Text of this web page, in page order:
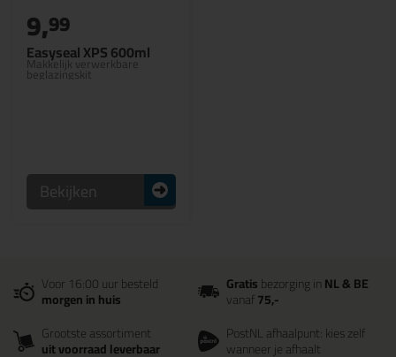
Easyseal XPS 600ml
Makkelijk verwerkbare
beglazingskit
9,99
Bekijken
Voor 16:00 uur besteld
morgen in huis
Gratisbezorging inNL & BE
vanaf75,-
Grootste assortiment
uit voorraad leverbaar
PostNL afhaalpunt: kies zelf
wanneer je afhaalt